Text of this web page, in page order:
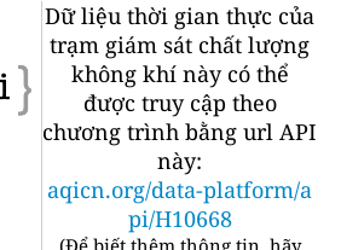
Dữ liệu thời gian thực của
trạm giám sát chất lượng
không khí này có thể
được truy cập theo
chương trình bằng url API
này:
aqicn.org/data-platform/a
pi/H10668
(Để biết thêm thông tin, hãy